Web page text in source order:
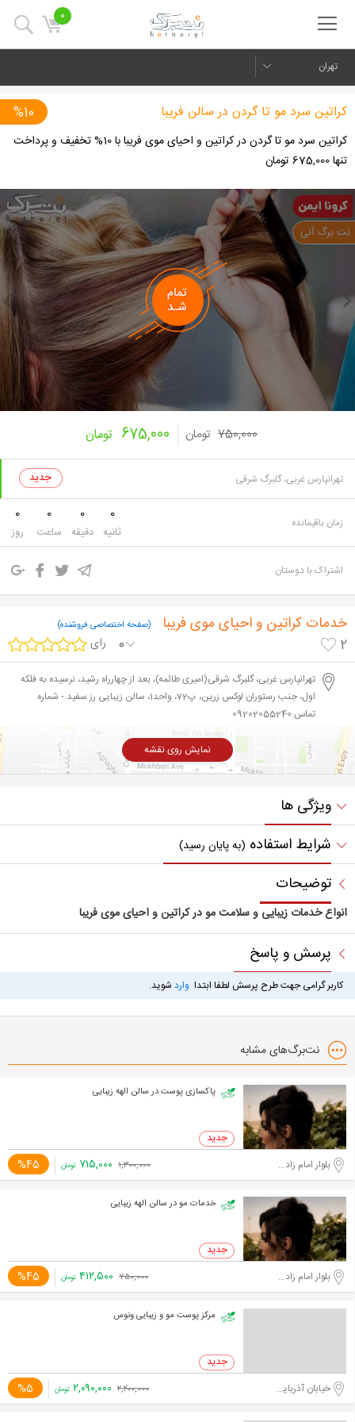
0
تهران
Next
%10 کراتین سرد مو تا گردن در سالن فریبا
کراتین سرد مو تا گردن در کراتین و احیای موی فریبا با 10% تخفیف و پرداخت
تنها 675,000 تومان
750,000 تومان 675,000 تومان
تهرانپارس غربی، گلبرگ شرقی
زمان باقیمانده 0
روز
0
ساعت
0
دقیقه
0
ثانیه
اشتراک با دوستان
خدمات کراتین و احیای موی فریبا (صفحه اختصاصی فروشنده)
2 رای 0
تهرانپارس غربی، گلبرگ شرقی(امیری طائمه)، بعد از چهارراه رشید، نرسیده به فلکه
اول، جنب رستوران لوکس زرین، پ72، واحد1، سالن زیبایی رز سفید - شماره
تماس:09202055240
نمایش روی نقشه
ویژگی ها
شرایط استفاده (به پایان رسید)
توضیحات
انواع خدمات زیبایی و سلامت مو در کراتین و احیای موی فریبا
پرسش و پاسخ
کاربر گرامی جهت طرح پرسش لطفا ابتدا وارد شوید.
نت‌برگ‌های مشابه
پاکسازی پوست در سالن الهه زیبایی
بلوار امام زاده حسن %45 ۱,۳۰۰,۰۰۰ ۷۱۵,۰۰۰ تومان
خدمات مو در سالن الهه زیبایی
بلوار امام زاده حسن %45 ۷۵۰,۰۰۰ ۴۱۲,۵۰۰ تومان
مرکز پوست مو و زیبایی ونوس
خیابان آذربایجان %5 ۲,۲۰۰,۰۰۰ ۲,۰۹۰,۰۰۰ تومان